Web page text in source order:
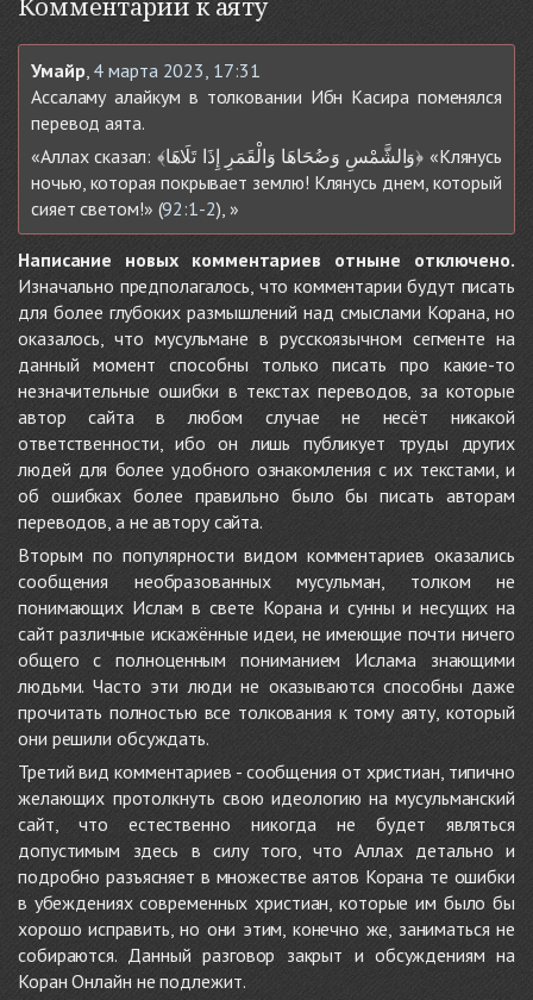
Умайр 4 марта 2023, 17:31
Ассаламу алайкум в толковании Ибн Касира поменялся
перевод аята.
«Аллах сказал: ﴾وَالشَّمْسِ وَضُحَاهَا وَالْقَمَرِ إِذَا تَلَاهَا﴿ «Клянусь
ночью, которая покрывает землю! Клянусь днем, который
сияет светом!» (92:1-2), »
Написание новых комментариев отныне отключено.
Изначально предполагалось, что комментарии будут писать
для более глубоких размышлений над смыслами Корана, но
оказалось, что мусульмане в русскоязычном сегменте на
данный момент способны только писать про какие-то
незначительные ошибки в текстах переводов, за которые
автор сайта в любом случае не несёт никакой
ответственности, ибо он лишь публикует труды других
людей для более удобного ознакомления с их текстами, и
об ошибках более правильно было бы писать авторам
переводов, а не автору сайта.
Вторым по популярности видом комментариев оказались
сообщения необразованных мусульман, толком не
понимающих Ислам в свете Корана и сунны и несущих на
сайт различные искажённые идеи, не имеющие почти ничего
общего с полноценным пониманием Ислама знающими
людьми. Часто эти люди не оказываются способны даже
прочитать полностью все толкования к тому аяту, который
они решили обсуждать.
Третий вид комментариев - сообщения от христиан, типично
желающих протолкнуть свою идеологию на мусульманский
сайт, что естественно никогда не будет являться
допустимым здесь в силу того, что Аллах детально и
подробно разъясняет в множестве аятов Корана те ошибки
в убеждениях современных христиан, которые им было бы
хорошо исправить, но они этим, конечно же, заниматься не
собираются. Данный разговор закрыт и обсуждениям на
Коран Онлайн не подлежит.